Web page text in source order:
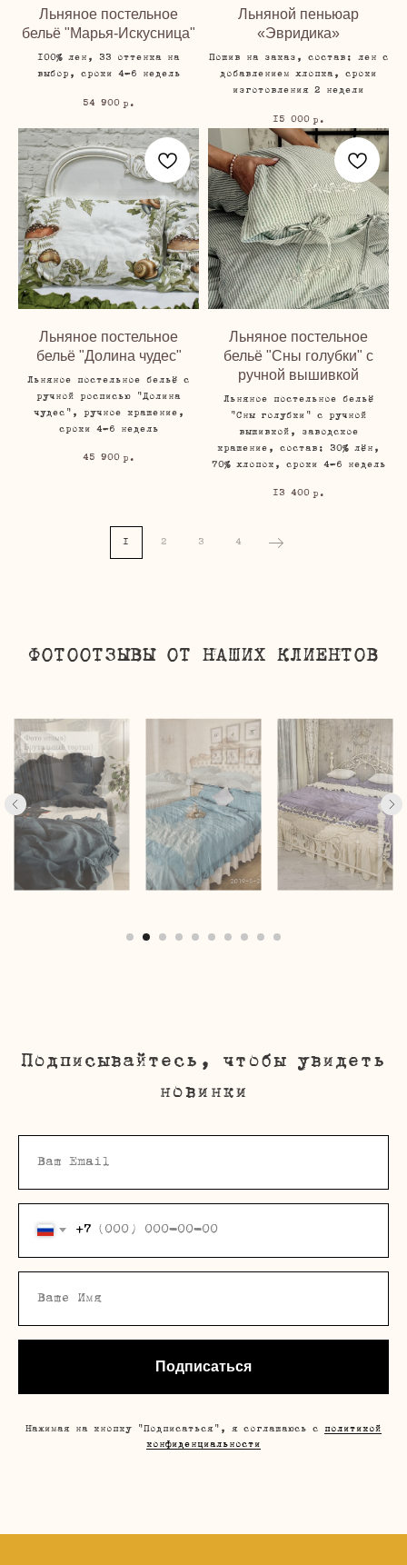
Льняное постельное
бельё "Марья-Искусница"
100% лен, 33 оттенка на
выбор, сроки 4-6 недель
54 900 р.
Льняной пеньюар
«Эвридика»
Пошив на заказ, состав: лен с
добавлением хлопка, сроки
изготовления 2 недели
15 000 р.
Льняное постельное
бельё "Долина чудес"
Льняное постельное бельё с
ручной росписью "Долина
чудес", ручное крашение,
сроки 4-6 недель
45 900 р.
Льняное постельное
бельё "Сны голубки" с
ручной вышивкой
Льняное постельное бельё
"Сны голубки" с ручной
вышивкой, заводское
крашение, состав: 30% лён,
70% хлопок, сроки 4-6 недель
13 400 р.
1 2 3 4
ФОТООТЗЫВЫ ОТ НАШИХ КЛИЕНТОВ
Подписывайтесь, чтобы увидеть
новинки
+7
Подписаться
Нажимая на кнопку "Подписаться", я соглашаюсь с
политикой
конфиденциальности